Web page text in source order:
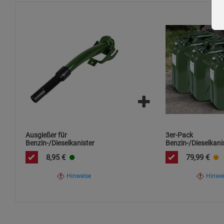
Ausgießer für
Benzin-/Dieselkanister
8,95 €
Hinweise
3er-Pack
Benzin-/
79,99 €